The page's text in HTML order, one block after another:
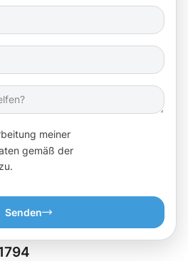
meiner
gemäß der
zu.
Senden